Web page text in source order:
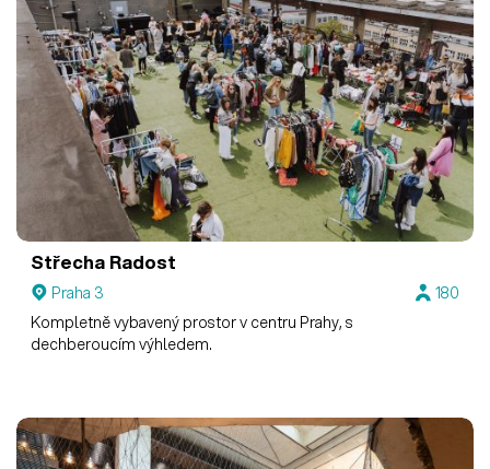
Střecha Radost
Praha 3
180
Kompletně vybavený prostor v centru Prahy, s
dechberoucím výhledem.